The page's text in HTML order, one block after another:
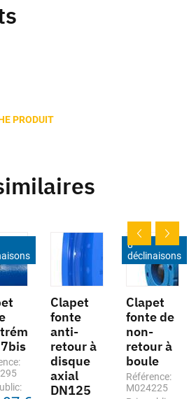
PRODUIT
Clapet
fonte
anti-
retour à
disque
axial
DN125
8
déclinaisons
Clapet
fonte de
non-
retour à
boule
Référence:
M024225